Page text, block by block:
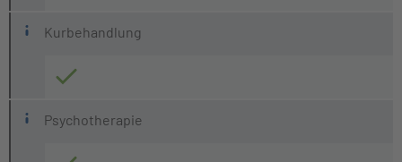
Kurbehandlung
Psychotherapie